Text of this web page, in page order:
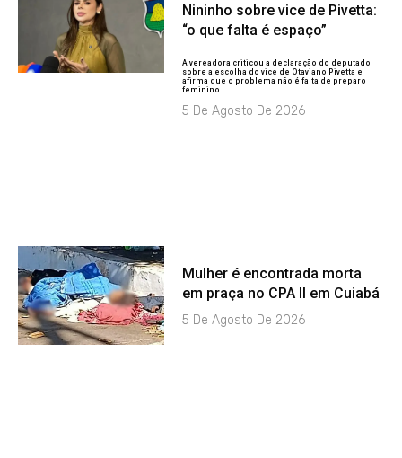
Nininho sobre vice de Pivetta:
“o que falta é espaço”
A vereadora criticou a declaração do deputado
sobre a escolha do vice de Otaviano Pivetta e
afirma que o problema não é falta de preparo
feminino
5 De Agosto De 2026
Mulher é encontrada morta
em praça no CPA II em Cuiabá
5 De Agosto De 2026